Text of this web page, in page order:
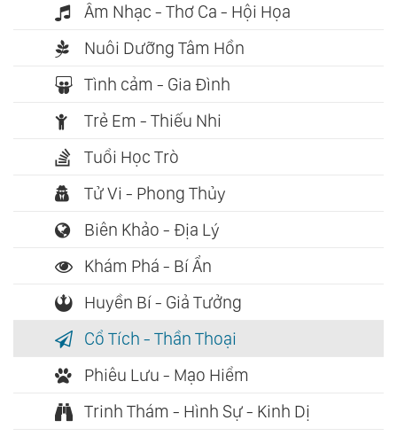
Âm Nhạc - Thơ Ca - Hội Họa
Nuôi Dưỡng Tâm Hồn
Tình cảm - Gia Đình
Trẻ Em - Thiếu Nhi
Tuổi Học Trò
Tử Vi - Phong Thủy
Biên Khảo - Địa Lý
Khám Phá - Bí Ẩn
Huyền Bí - Giả Tưởng
Cổ Tích - Thần Thoại
Phiêu Lưu - Mạo Hiểm
Trinh Thám - Hình Sự - Kinh Dị